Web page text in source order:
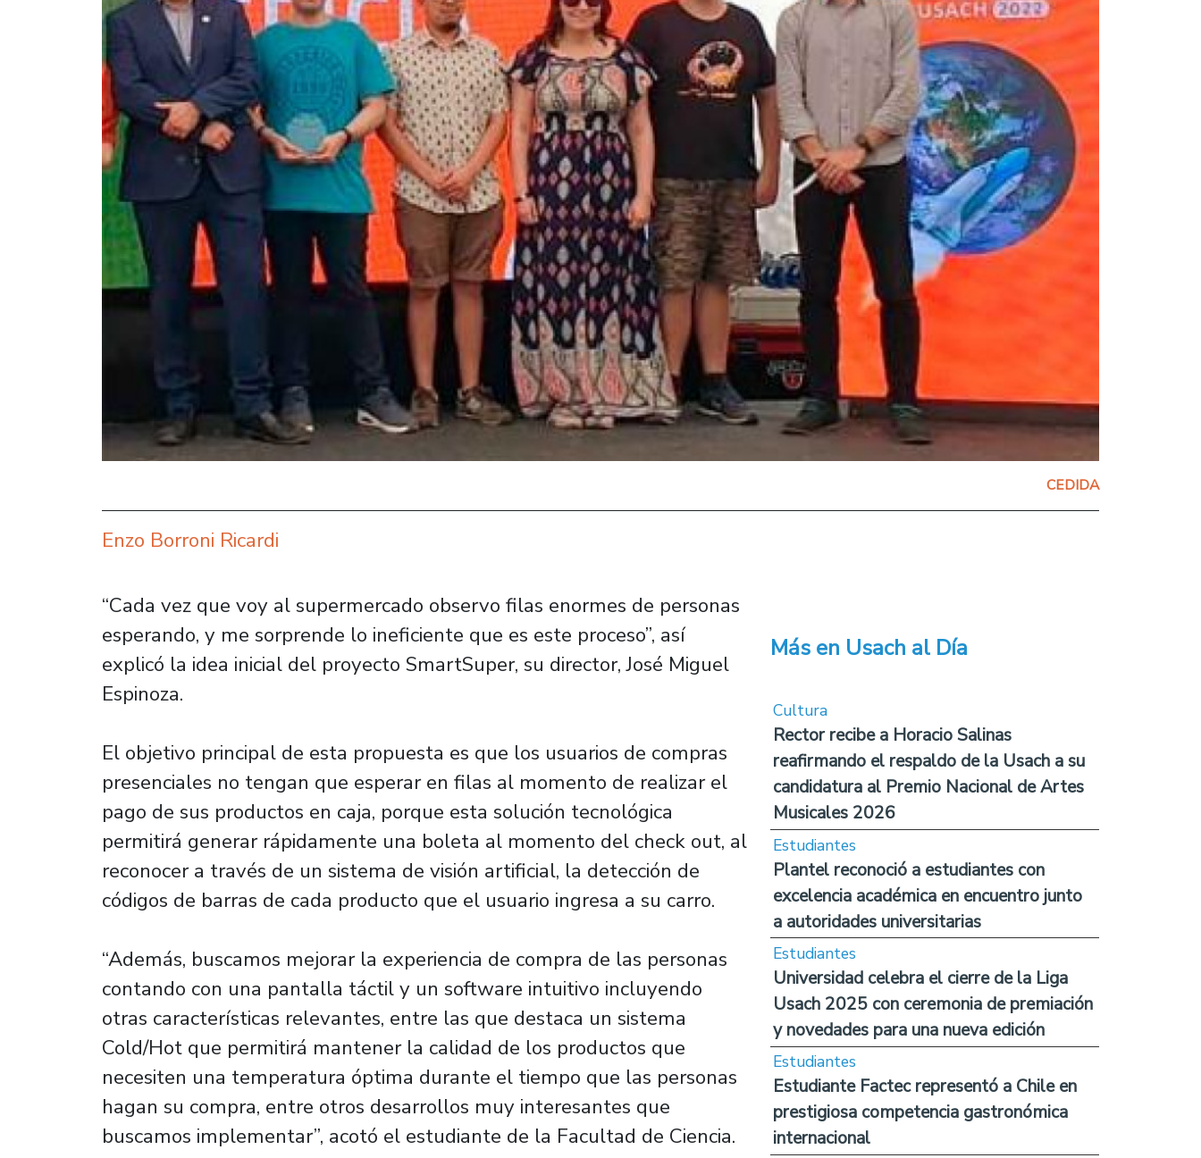
CEDIDA
Enzo Borroni Ricardi
“Cada vez que voy al supermercado observo filas enormes de personas
esperando, y me sorprende lo ineficiente que es este proceso”, así
explicó la idea inicial del proyecto SmartSuper, su director, José Miguel
Espinoza.
El objetivo principal de esta propuesta es que los usuarios de compras
presenciales no tengan que esperar en filas al momento de realizar el
pago de sus productos en caja, porque esta solución tecnológica
permitirá generar rápidamente una boleta al momento del check out, al
reconocer a través de un sistema de visión artificial, la detección de
códigos de barras de cada producto que el usuario ingresa a su carro.
“Además, buscamos mejorar la experiencia de compra de las personas
contando con una pantalla táctil y un software intuitivo incluyendo
otras características relevantes, entre las que destaca un sistema
Cold/Hot que permitirá mantener la calidad de los productos que
necesiten una temperatura óptima durante el tiempo que las personas
hagan su compra, entre otros desarrollos muy interesantes que
buscamos implementar”, acotó el estudiante de la Facultad de Ciencia.
Más en Usach al Día
Cultura
Rector recibe a Horacio Salinas
reafirmando el respaldo de la Usach a su
candidatura al Premio Nacional de Artes
Musicales 2026
Estudiantes
Plantel reconoció a estudiantes con
excelencia académica en encuentro junto
a autoridades universitarias
Estudiantes
Universidad celebra el cierre de la Liga
Usach 2025 con ceremonia de premiación
y novedades para una nueva edición
Estudiantes
Estudiante Factec representó a Chile en
prestigiosa competencia gastronómica
internacional